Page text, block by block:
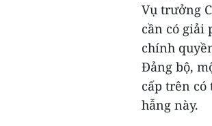
Vụ trưởng
cần có giải
chính
Đảng bộ,
cấp trên
hẫng này.